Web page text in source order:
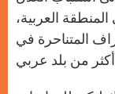
العربية،
المتناحرة في